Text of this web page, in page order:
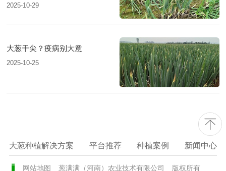
2025-10-29
大葱干尖？疫病别大意
2025-10-25
大葱种植解决方案 平台推荐 种植案例 新闻中心
网站地图 葱满满（河南）农业技术有限公司 版权所有